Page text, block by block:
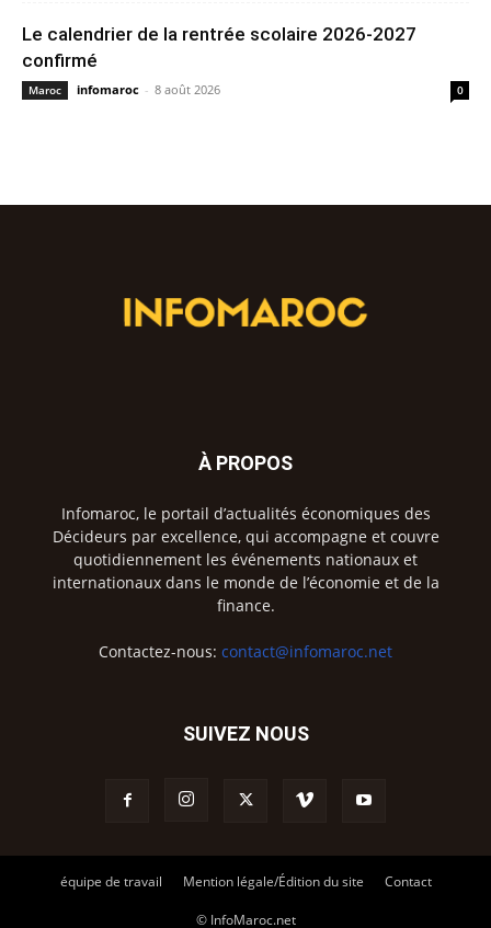
Le calendrier de la rentrée scolaire 2026-2027
confirmé
Maroc infomaroc - 8 août 2026 0
À PROPOS
Infomaroc, le portail d’actualités économiques des
Décideurs par excellence, qui accompagne et couvre
quotidiennement les événements nationaux et
internationaux dans le monde de l’économie et de la
finance.
Contactez-nous: contact@infomaroc.net
SUIVEZ NOUS
équipe de travail Mention légale/Édition du site Contact
© InfoMaroc.net